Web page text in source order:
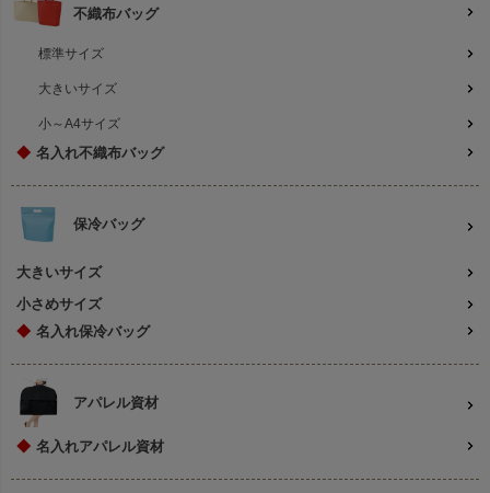
不織布バッグ
標準サイズ
大きいサイズ
小～A4サイズ
◆ 名入れ不織布バッグ
保冷バッグ
大きいサイズ
小さめサイズ
◆ 名入れ保冷バッグ
アパレル資材
◆ 名入れアパレル資材